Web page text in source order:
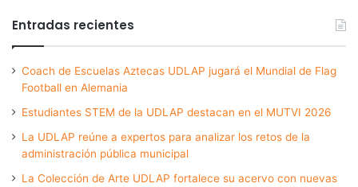
Entradas recientes
Coach de Escuelas Aztecas UDLAP jugará el Mundial de Flag
Football en Alemania
Estudiantes STEM de la UDLAP destacan en el MUTVI 2026
La UDLAP reúne a expertos para analizar los retos de la
administración pública municipal
La Colección de Arte UDLAP fortalece su acervo con nuevas